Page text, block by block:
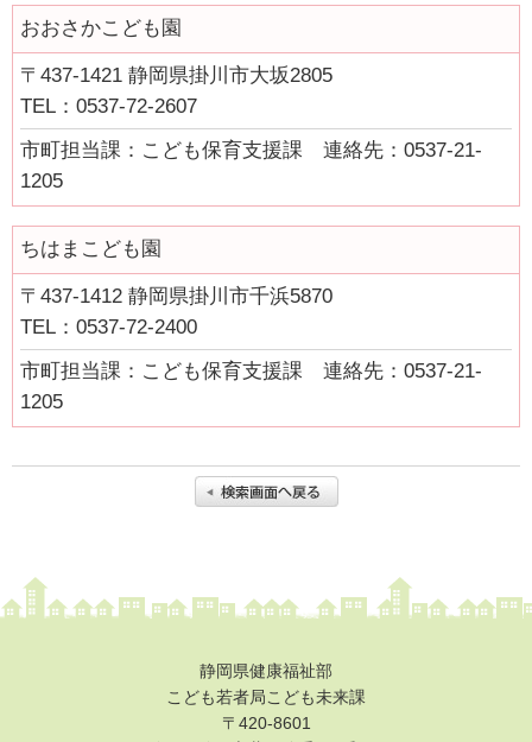
おおさかこども園
〒437-1421 静岡県掛川市大坂2805
TEL：0537-72-2607
市町担当課：こども保育支援課 連絡先：0537-21-
1205
ちはまこども園
〒437-1412 静岡県掛川市千浜5870
TEL：0537-72-2400
市町担当課：こども保育支援課 連絡先：0537-21-
1205
静岡県健康福祉部
こども若者局こども未来課
〒420-8601